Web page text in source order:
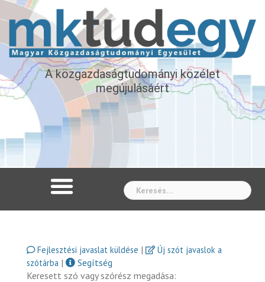
A közgazdaságtudományi közélet
megújulásáért
Fejlesztési javaslat küldése |
Új szót javaslok a
szótárba |
Segítség
Keresett szó vagy szórész megadása: